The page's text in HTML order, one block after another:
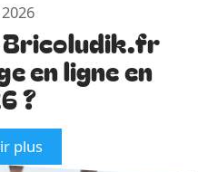
en ligne en
?
plus